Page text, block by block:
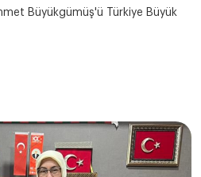
Büyükgümüş'ü Türkiye Büyük